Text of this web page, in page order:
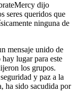
dijo
seres queridos que
ninguna de
mensaje unido de
lugar para este
los grupos.
y paz a la
ha sido sacudida por